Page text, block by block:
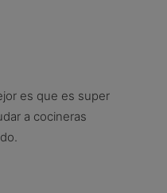
es que es super
a cocineras